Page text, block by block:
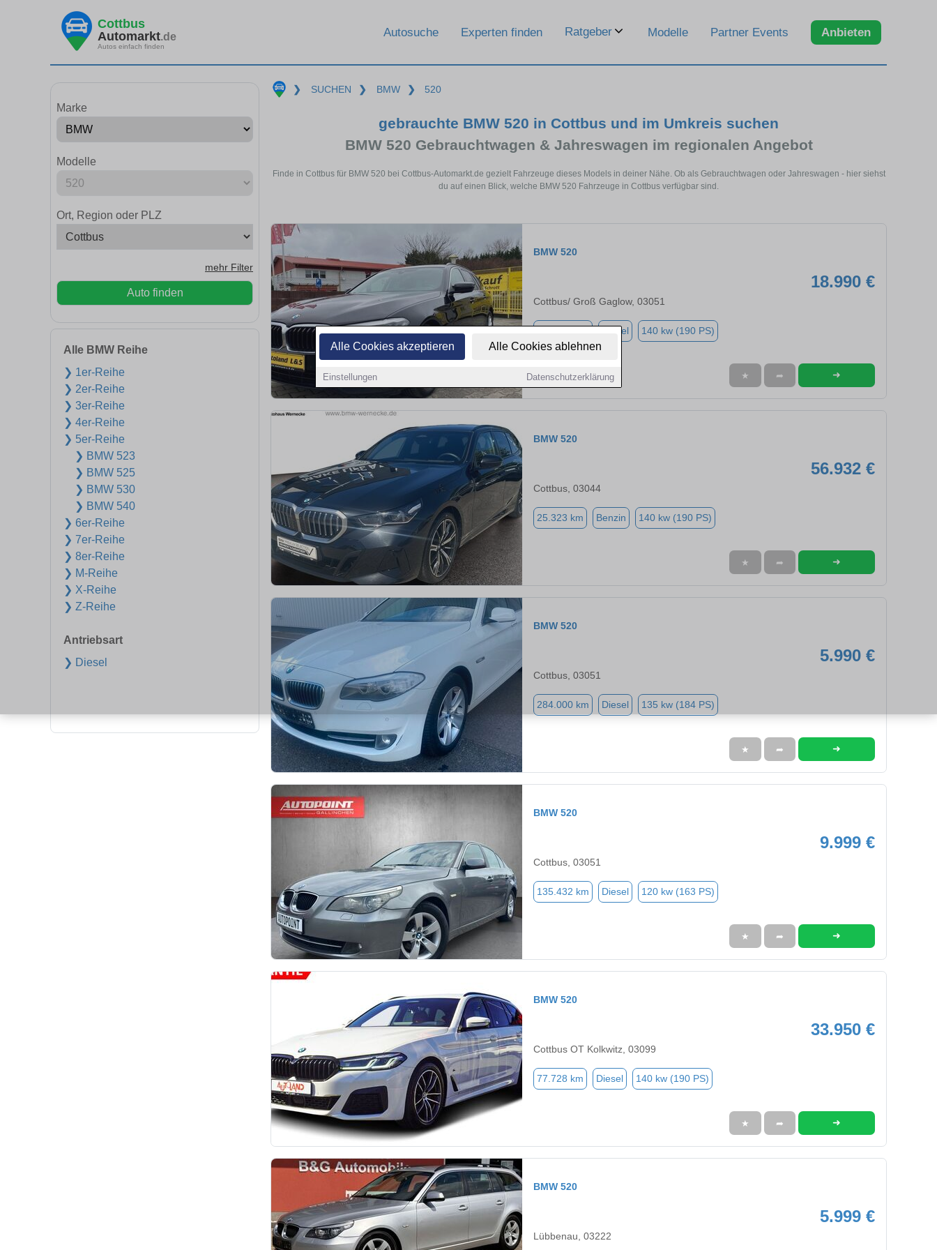
Alle Cookies akzeptieren Alle Cookies ablehnen
Einstellungen Datenschutzerklärung
Cottbus
Automarkt.de
Autos einfach finden
Autosuche Experten finden Ratgeber Modelle Partner Events Anbieten
Marke
Modelle
Ort, Region oder PLZ
mehr Filter
Auto finden
Alle BMW Reihe
❯ 1er-Reihe
❯ 2er-Reihe
❯ 3er-Reihe
❯ 4er-Reihe
❯ 5er-Reihe
❯ BMW 523
❯ BMW 525
❯ BMW 530
❯ BMW 540
❯ 6er-Reihe
❯ 7er-Reihe
❯ 8er-Reihe
❯ M-Reihe
❯ X-Reihe
❯ Z-Reihe
Antriebsart
❯ Diesel
❯ SUCHEN ❯ BMW ❯ 520
gebrauchte BMW 520 in Cottbus und im Umkreis suchen
BMW 520 Gebrauchtwagen & Jahreswagen im regionalen Angebot
Finde in Cottbus für BMW 520 bei Cottbus-Automarkt.de gezielt Fahrzeuge dieses Models in deiner Nähe. Ob als Gebrauchtwagen oder Jahreswagen - hier siehst
du auf einen Blick, welche BMW 520 Fahrzeuge in Cottbus verfügbar sind.
BMW 520
18.990 €
Cottbus/ Groß Gaglow, 03051
Diesel 140 kw (190 PS)
★ ➦ ➜
BMW 520
56.932 €
Cottbus, 03044
25.323 km Benzin 140 kw (190 PS)
★ ➦ ➜
BMW 520
5.990 €
Cottbus, 03051
284.000 km Diesel 135 kw (184 PS)
★ ➦ ➜
BMW 520
9.999 €
Cottbus, 03051
135.432 km Diesel 120 kw (163 PS)
★ ➦ ➜
BMW 520
33.950 €
Cottbus OT Kolkwitz, 03099
77.728 km Diesel 140 kw (190 PS)
★ ➦ ➜
BMW 520
5.999 €
Lübbenau, 03222